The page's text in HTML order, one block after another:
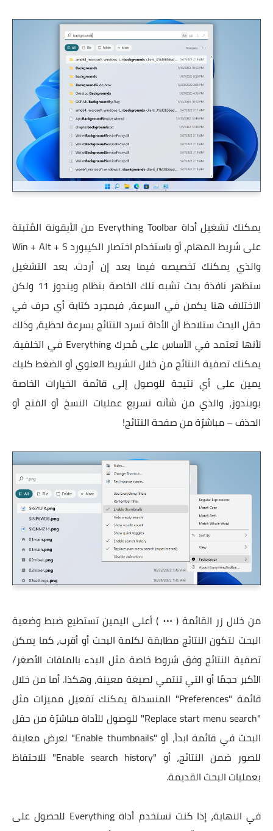
يمكنك تشغيل أداة Everything Toolbar من الأيقونة المُثبتة
على شريط المهام، أو باستخدام اختصار الكيبورد Win + Alt + S
والذي يمكنك تخصيصه فيما بعد إن أردت. بعد التشغيل
ستظهر نافذة بحث تشبه تلك الخاصة بنظام ويندوز 11 ولكن
الاختلاف هنا يكمن في السرعة، فبمجرد كتابة أي حرف في
حقل البحث ستلاحظ أن الأداة تسرد النتائج بسرعة لحظية، وذلك
لأنها تعتمد في الأساس على مُحرك Everything في الخلفية.
يمكنك تصفية النتائج من خلال الشريط العلوي أو الضغط كليك
يمين على أي نتيجة للوصول إلى قائمة الخيارات الخاصة
بويندوز، والذي من شأنه تسريع عمليات النسخ أو الفتح أو
الحذف – مباشرًة من صفحة النتائج!
من خلال زر القائمة ( ⋯ ) أعلى اليمين تستطيع ضبط وضعية
البحث لتكون النتائج مطابقة لكلمة البحث أو أقرب، كما يمكن
تصفية النتائج وفق شروط خاصة مثل البدء بالملفات الأصغر/
الأكبر حجمًا أو التي تنتمي لصيغة معينة، وهكذا. أما من خلال
قائمة "Preferences" المنسدلة يمكنك تفعيل مميزات مثل
"Replace start menu search" للوصول للأداة مباشرًة من حقل
البحث في قائمة ابدأ، أو "Enable thumbnails" لعرض معاينة
للصور ضمن النتائج، أو "Enable search history" للاحتفاظ
بعمليات البحث القديمة.
في النهاية، إذا كنت تستخدم أداة Everything للحصول على